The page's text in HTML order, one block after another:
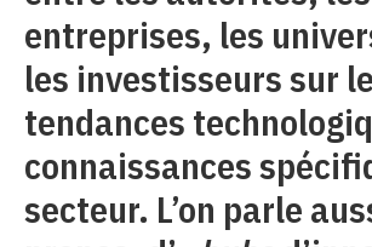
entreprises, les
les investisseurs sur
tendances
connaissances
secteur. L’on parle